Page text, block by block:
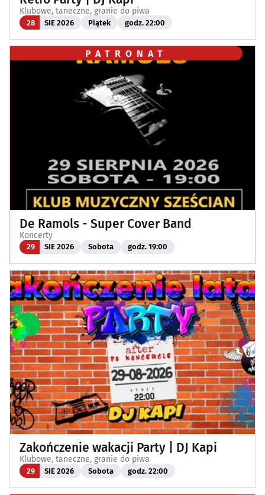
Klubowe, taneczne, granie do piwa
28 SIE 2026 Piątek godz. 22:00
PATRONAT
De Ramols - Super Cover Band
Koncerty
29 SIE 2026 Sobota godz. 19:00
Zakończenie wakacji Party | DJ Kapi
Klubowe, taneczne, granie do piwa
29 SIE 2026 Sobota godz. 22:00